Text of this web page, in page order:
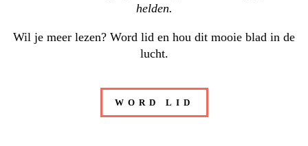
helden.
Wil je meer lezen? Word lid en hou dit mooie blad in de
lucht.
WORD LID